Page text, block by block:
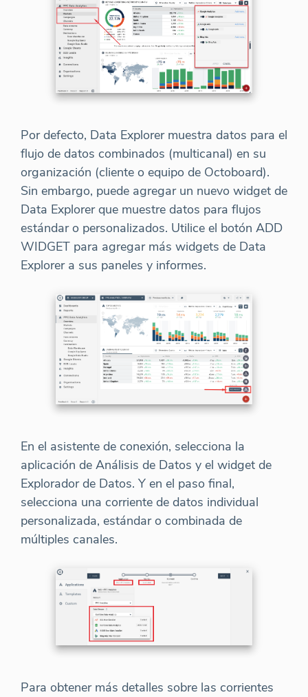
Por defecto, Data Explorer muestra datos para el
flujo de datos combinados (multicanal) en su
organización (cliente o equipo de Octoboard).
Sin embargo, puede agregar un nuevo widget de
Data Explorer que muestre datos para flujos
estándar o personalizados. Utilice el botón ADD
WIDGET para agregar más widgets de Data
Explorer a sus paneles y informes.
En el asistente de conexión, selecciona la
aplicación de Análisis de Datos y el widget de
Explorador de Datos. Y en el paso final,
selecciona una corriente de datos individual
personalizada, estándar o combinada de
múltiples canales.
Para obtener más detalles sobre las corrientes